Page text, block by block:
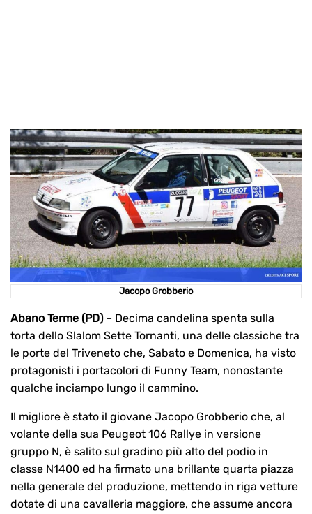
Jacopo Grobberio
Abano Terme (PD)– Decima candelina spenta sulla
torta dello Slalom Sette Tornanti, una delle classiche tra
le porte del Triveneto che, Sabato e Domenica, ha visto
protagonisti i portacolori di Funny Team, nonostante
qualche inciampo lungo il cammino.
Il migliore è stato il giovane Jacopo Grobberio che, al
volante della sua Peugeot 106 Rallye in versione
gruppo N, è salito sul gradino più alto del podio in
classe N1400 ed ha firmato una brillante quarta piazza
nella generale del produzione, mettendo in riga vetture
dotate di una cavalleria maggiore, che assume ancora